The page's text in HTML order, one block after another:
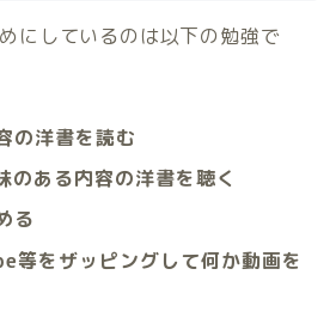
にしているのは以下の勉強で
の洋書を読む
ある内容の洋書を聴く
る
等をザッピングして何か動画を